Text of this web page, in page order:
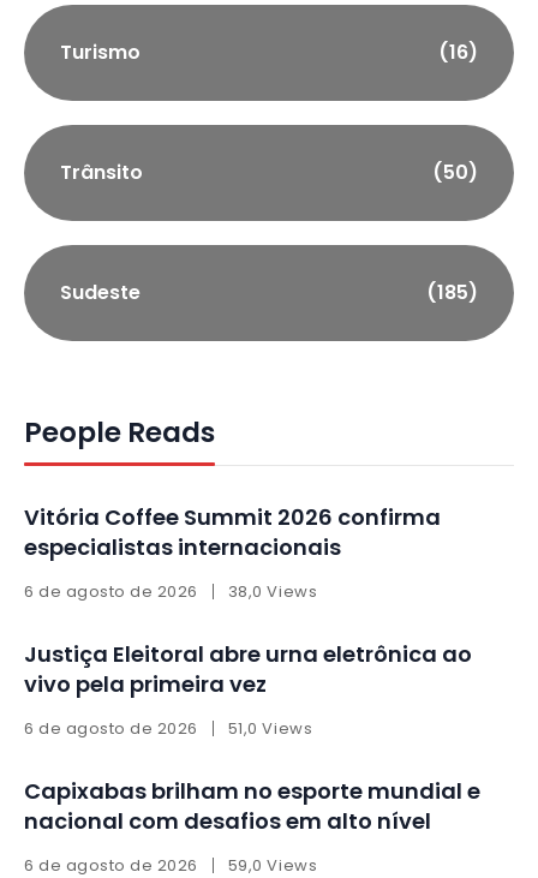
Turismo (16)
Trânsito (50)
Sudeste (185)
People Reads
Vitória Coffee Summit 2026 confirma
especialistas internacionais
6 de agosto de 2026 38,0 Views
Justiça Eleitoral abre urna eletrônica ao
vivo pela primeira vez
6 de agosto de 2026 51,0 Views
Capixabas brilham no esporte mundial e
nacional com desafios em alto nível
6 de agosto de 2026 59,0 Views